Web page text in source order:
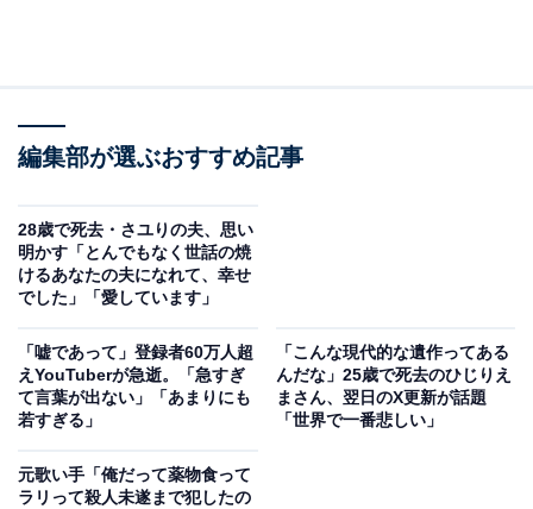
編集部が選ぶおすすめ記事
28歳で死去・さユりの夫、思い
明かす「とんでもなく世話の焼
けるあなたの夫になれて、幸せ
でした」「愛しています」
「嘘であって」登録者60万人超
えYouTuberが急逝。「急すぎ
て言葉が出ない」「あまりにも
若すぎる」
「こんな現代的な遺作ってある
んだな」25歳で死去のひじりえ
まさん、翌日のX更新が話題
「世界で一番悲しい」
元歌い手「俺だって薬物食って
ラリって殺人未遂まで犯したの